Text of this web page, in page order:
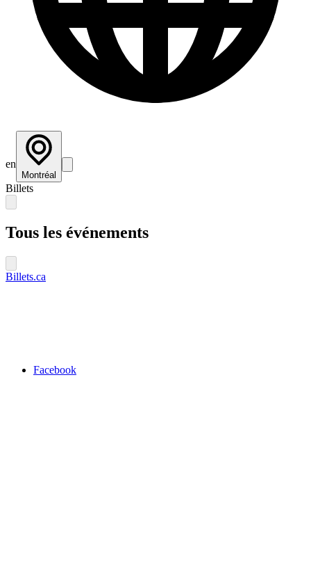
en
Montréal
Billets
Tous les événements
Billets.ca
Facebook